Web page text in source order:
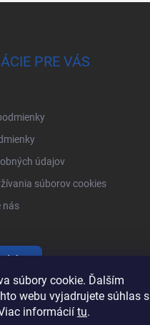
súbory cookie. Ďalším
webu vyjadrujete súhlas s
informácií tu.
PRE VÁS
údajov
súborov cookies
nás